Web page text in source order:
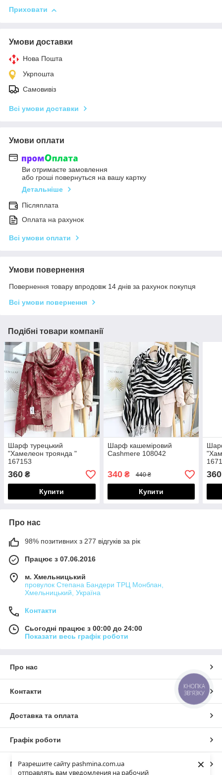
Разрешите сайту pashmina.com.ua
отправлять вам уведомления на рабочий
×
Приховати
Умови доставки
Нова Пошта
Укрпошта
Самовивіз
Всі умови доставки
Умови оплати
Ви отримаєте замовлення
або гроші повернуться на вашу картку
Детальніше
Післяплата
Оплата на рахунок
Всі умови оплати
Умови повернення
Повернення товару впродовж 14 днів за рахунок покупця
Всі умови повернення
Подібні товари компанії
Шарф турецький
"Хамелеон троянда "
167153
360 ₴
Купити
Шарф кашеміровий
Cashmere 108042
340₴ 440 ₴
Купити
360
Про нас
98% позитивних з 277 відгуків за рік
Працює з 07.06.2016
м. Хмельницький
провулок Степана Бандери ТРЦ Монблан,
Хмельницький, Україна
Контакти
Сьогодні працює з 00:00 до 24:00
Показати весь графік роботи
Про нас
Контакти
Доставка та оплата
Графік роботи
Повна версія сайту
КНОПКА
ЗВ'ЯЗКУ